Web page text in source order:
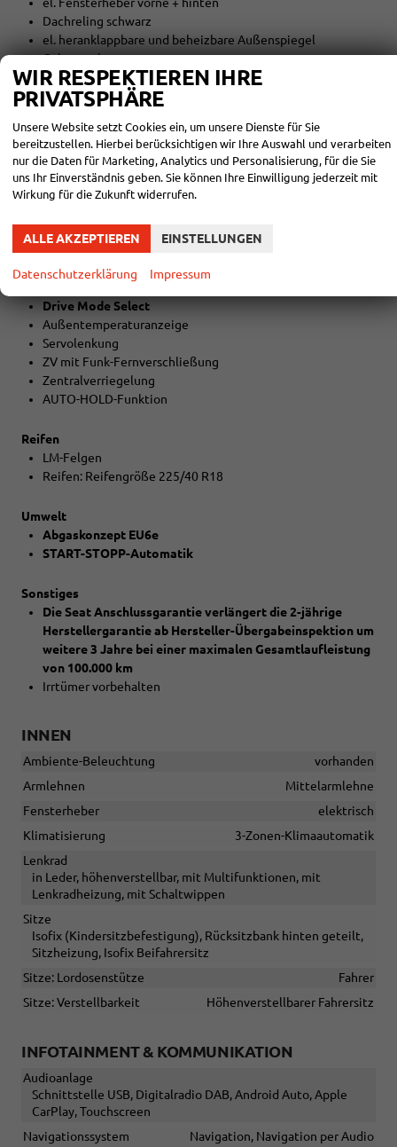
Dachreling schwarz
el. heranklappbare und beheizbare Außenspiegel
Colorverglasung
Regensensor
LED-SCHEINWERFER (VOLL)
LED-Heckleuchten
Lichtautomatik
Coming-Home-Funktion
NEBELSCHEINWERFER
Technik
Drive Mode Select
Außentemperaturanzeige
Servolenkung
ZV mit Funk-Fernverschließung
Zentralverriegelung
AUTO-HOLD-Funktion
Reifen
LM-Felgen
Reifen: Reifengröße 225/40 R18
Umwelt
Abgaskonzept EU6e
START-STOPP-Automatik
Sonstiges
Die Seat Anschlussgarantie verlängert die 2-jährige
Herstellergarantie ab Hersteller-Übergabeinspektion um
weitere 3 Jahre bei einer maximalen Gesamtlaufleistung
von 100.000 km
Irrtümer vorbehalten
INNEN
Ambiente-Beleuchtung
vorhanden
Armlehnen
Mittelarmlehne
Fensterheber
elektrisch
Klimatisierung
3-Zonen-Klimaautomatik
Lenkrad
in Leder, höhenverstellbar, mit Multifunktionen, mit
Lenkradheizung, mit Schaltwippen
Sitze
Isofix (Kindersitzbefestigung), Rücksitzbank hinten geteilt,
Sitzheizung, Isofix Beifahrersitz
Sitze: Lordosenstütze
Fahrer
Sitze: Verstellbarkeit
Höhenverstellbarer Fahrersitz
INFOTAINMENT & KOMMUNIKATION
Audioanlage
Schnittstelle USB, Digitalradio DAB, Android Auto, Apple
CarPlay, Touchscreen
Navigationssystem
Navigation, Navigation per Audio
WIR RESPEKTIEREN IHRE
PRIVATSPHÄRE
Unsere Website setzt Cookies ein, um unsere Dienste für Sie
bereitzustellen. Hierbei berücksichtigen wir Ihre Auswahl und verarbeiten
nur die Daten für Marketing, Analytics und Personalisierung, für die Sie
uns Ihr Einverständnis geben. Sie können Ihre Einwilligung jederzeit mit
Wirkung für die Zukunft widerrufen.
ALLE AKZEPTIEREN EINSTELLUNGEN
Datenschutzerklärung Impressum